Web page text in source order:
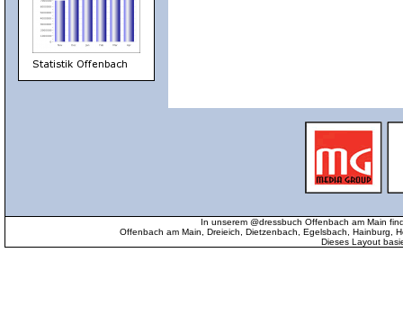
In unserem @dressbuch Offenbach am Main
Offenbach am Main, Dreieich, Dietzenbach, Egelsbach, Hainburg,
Dieses Layout